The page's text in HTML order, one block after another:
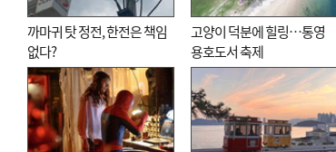
까마귀 탓 정전, 한전은 책임
없다?
고양이 덕분에 힐링…통영
용호도서 축제